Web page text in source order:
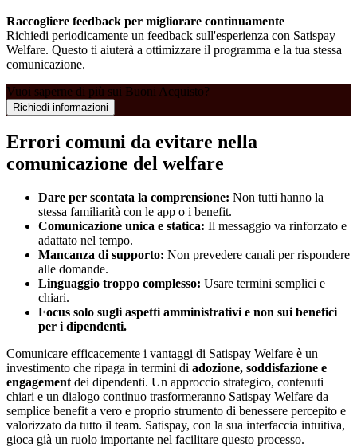
Raccogliere feedback per migliorare continuamente
Richiedi periodicamente un feedback sull'esperienza con Satispay
Welfare. Questo ti aiuterà a ottimizzare il programma e la tua stessa
comunicazione.
Vuoi saperne di più sui Buoni Acquisto?
Richiedi informazioni
Errori comuni da evitare nella
comunicazione del welfare
Dare per scontata la comprensione: Non tutti hanno la
stessa familiarità con le app o i benefit.
Comunicazione unica e statica: Il messaggio va rinforzato e
adattato nel tempo.
Mancanza di supporto: Non prevedere canali per rispondere
alle domande.
Linguaggio troppo complesso: Usare termini semplici e
chiari.
Focus solo sugli aspetti amministrativi e non sui benefici
per i dipendenti.
Comunicare efficacemente i vantaggi di Satispay Welfare è un
investimento che ripaga in termini di adozione, soddisfazione e
engagement dei dipendenti. Un approccio strategico, contenuti
chiari e un dialogo continuo trasformeranno Satispay Welfare da
semplice benefit a vero e proprio strumento di benessere percepito e
valorizzato da tutto il team. Satispay, con la sua interfaccia intuitiva,
gioca già un ruolo importante nel facilitare questo processo.